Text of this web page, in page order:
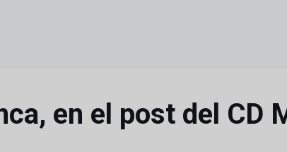
en el post del CD